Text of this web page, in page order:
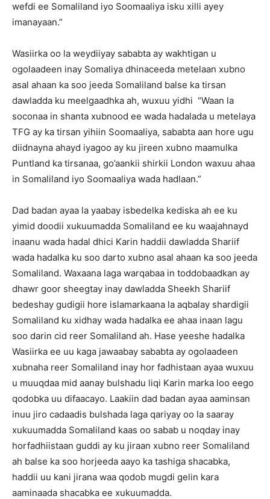
wefdi ee Somaliland iyo Soomaaliya isku xilli ayey
imanayaan.”
Wasiirka oo la weydiiyay sababta ay wakhtigan u
ogolaadeen inay Somaliya dhinaceeda metelaan xubno
asal ahaan ka soo jeeda Somaliland balse ka tirsan
dawladda ku meelgaadhka ah, wuxuu yidhi “Waan la
soconaa in shanta xubnood ee wada hadalada u metelaya
TFG ay ka tirsan yihiin Soomaaliya, sababta aan hore ugu
diidnayna ahayd iyagoo ay ku jireen xubno maamulka
Puntland ka tirsanaa, go’aankii shirkii London waxuu ahaa
in Somaliland iyo Soomaaliya wada hadlaan.”
Dad badan ayaa la yaabay isbedelka kediska ah ee ku
yimid doodii xukuumadda Somaliland ee ku waajahnayd
inaanu wada hadal dhici Karin haddii dawladda Shariif
wada hadalka ku soo darto xubno asal ahaan ka soo jeeda
Somaliland. Waxaana laga warqabaa in toddobaadkan ay
dhawr goor sheegtay inay dawladda Sheekh Shariif
bedeshay gudigii hore islamarkaana la aqbalay shardigii
Somaliland ku xidhay wada hadalka ee ahaa inaan lagu
soo darin cid reer Somaliland ah. Hase yeeshe hadalka
Wasiirka ee uu kaga jawaabay sababta ay ogolaadeen
xubnaha reer Somaliland inay hor fadhistaan ayaa wuxuu
u muuqdaa mid aanay bulshadu liqi Karin marka loo eego
qodobka uu difaacayo. Laakiin dad badan ayaa aaminsan
inuu jiro cadaadis bulshada laga qariyay oo la saaray
xukuumadda Somaliland kaas oo sabab u noqday inay
horfadhiistaan guddi ay ku jiraan xubno reer Somaliland
ah balse ka soo horjeeda aayo ka tashiga shacabka,
haddii uu kani jirana waa qodob mugdi gelin kara
aaminaada shacabka ee xukuumadda.